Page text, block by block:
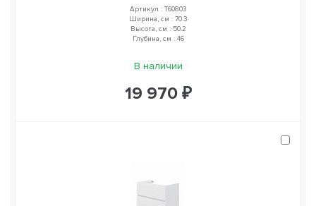
Артикул : T60803
Ширина, см : 70.3
Высота, см : 50.2
Глубина, см : 46
В наличии
19 970 ₽